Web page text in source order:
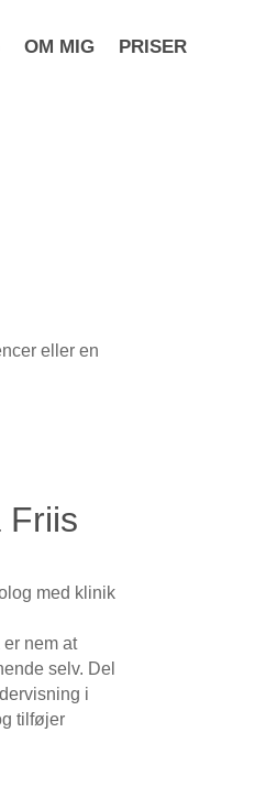
OM MIG PRISER
eller en
Friis
med klinik
nem at
selv. Del
i
tilføjer